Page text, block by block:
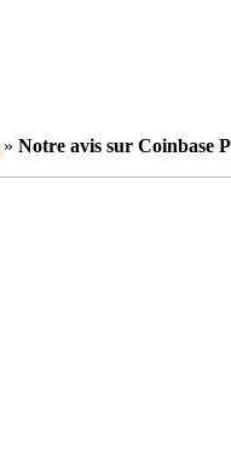
» Notre avis sur Coinbase